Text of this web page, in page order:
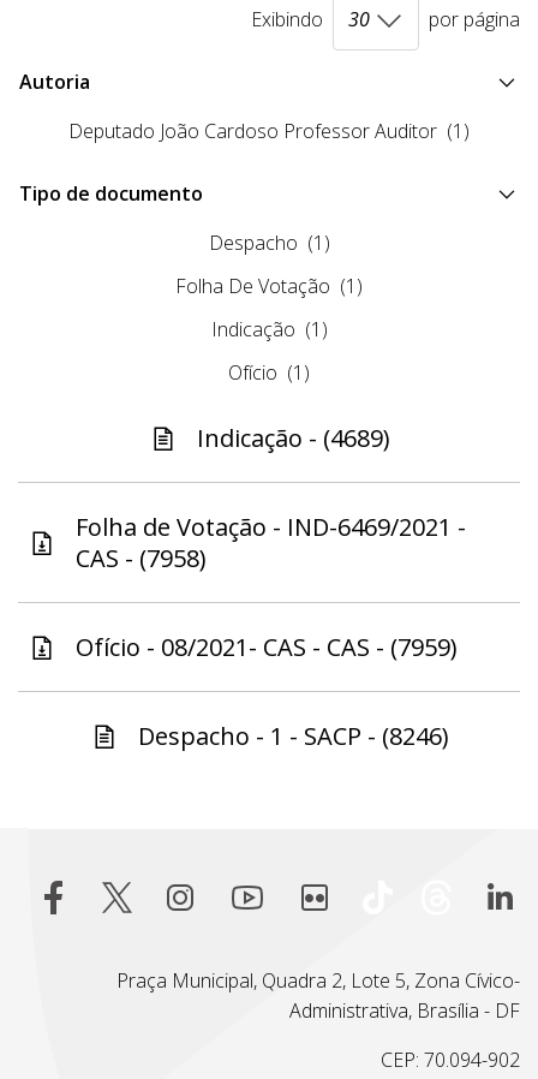
Exibindo por página
Autoria
Deputado João Cardoso Professor Auditor (1)
Tipo de documento
Despacho (1)
Folha De Votação (1)
Indicação (1)
Ofício (1)
Indicação - (4689)
Folha de Votação - IND-6469/2021 -
CAS - (7958)
Ofício - 08/2021- CAS - CAS - (7959)
Despacho - 1 - SACP - (8246)
Praça Municipal, Quadra 2, Lote 5, Zona Cívico-
Administrativa, Brasília - DF
CEP: 70.094-902